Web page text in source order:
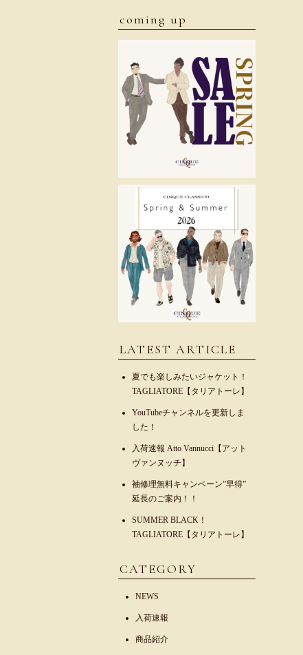
coming up
LATEST ARTICLE
夏でも楽しみたいジャケット！
TAGLIATORE【タリアトーレ】
YouTubeチャンネルを更新しま
した！
入荷速報 Atto Vannucci【アット
ヴァンヌッチ】
袖修理無料キャンペーン”早得”
延長のご案内！！
SUMMER BLACK！
TAGLIATORE【タリアトーレ】
CATEGORY
NEWS
入荷速報
商品紹介